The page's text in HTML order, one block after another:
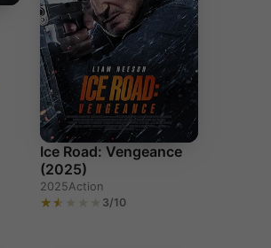
Ice Road: Vengeance
(2025)
2025Action
3/10